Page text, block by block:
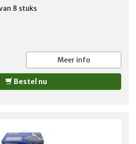
8 stuks
Meer info
Bestel nu